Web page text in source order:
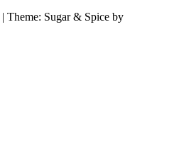
Theme: Sugar & Spice by